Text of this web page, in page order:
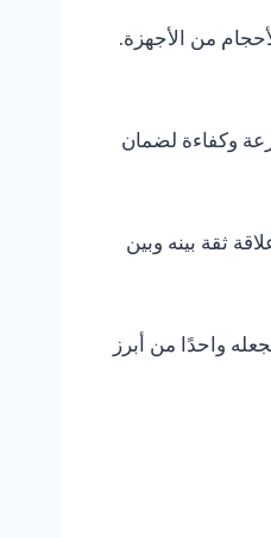
من الأجهزة.
وكفاءة لضمان
ثقة بينه وبين
واحدًا من أبرز